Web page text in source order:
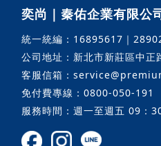
奕尚｜秦佑企業有限公
統一統編：16895617｜
公司地址：新北市新莊區中
客服信箱：
免付費專線：0800-050-191
服務時間：週一至週五 09：